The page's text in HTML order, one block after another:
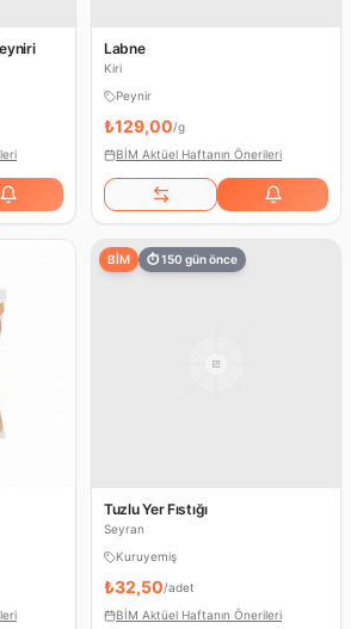
Labne
Kiri
Peynir
₺129,00/g
BİM Aktüel Haftanın Önerileri
BİM ⏱150 gün önce
Tuzlu Yer Fıstığı
Seyran
Kuruyemiş
₺32,50/adet
BİM Aktüel Haftanın Önerileri